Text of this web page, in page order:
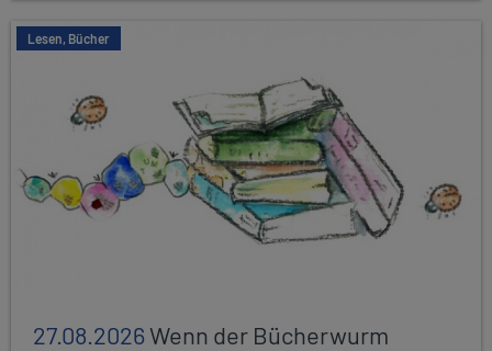
Lesen, Bücher
27.08.2026Wenn der Bücherwurm